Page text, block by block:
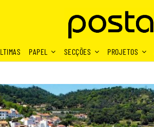
PAPEL SECÇÕES PROJETOS